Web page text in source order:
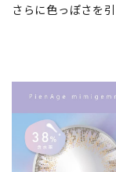
さらに色っぽさを引